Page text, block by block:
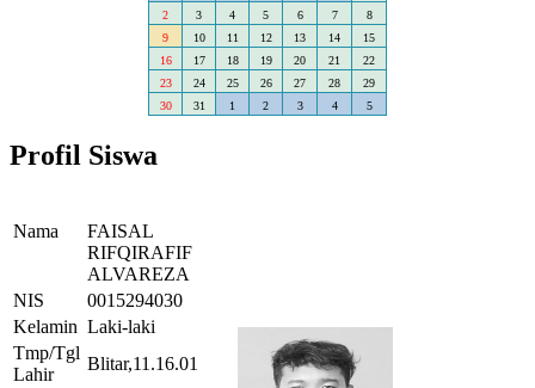
2
3 4 5 6 7
8
9
10 11 12 13 14
15
16
17 18 19 20 21
22
23
24 25 26 27 28
29
30
31 1 2 3 4 5
Profil Siswa
Nama
FAISAL
RIFQIRAFIF
ALVAREZA
NIS
0015294030
Kelamin Laki-laki
Tmp/Tgl
Lahir
Blitar,11.16.01